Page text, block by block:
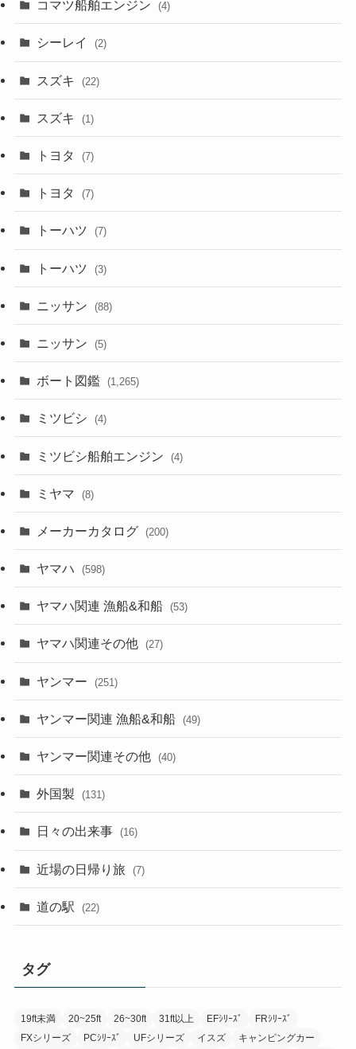
コマツ船舶エンジン (4)
シーレイ (2)
スズキ (22)
スズキ (1)
トヨタ (7)
トヨタ (7)
トーハツ (7)
トーハツ (3)
ニッサン (88)
ニッサン (5)
ボート図鑑 (1,265)
ミツビシ (4)
ミツビシ船舶エンジン (4)
ミヤマ (8)
メーカーカタログ (200)
ヤマハ (598)
ヤマハ関連 漁船&和船 (53)
ヤマハ関連その他 (27)
ヤンマー (251)
ヤンマー関連 漁船&和船 (49)
ヤンマー関連その他 (40)
外国製 (131)
日々の出来事 (16)
近場の日帰り旅 (7)
道の駅 (22)
タグ
19ft未満 20~25ft 26~30ft 31ft以上 EFｼﾘｰｽﾞ
FRｼﾘｰｽﾞ
FXシリーズ
PCｼﾘｰｽﾞ UFシリーズ イスズ
キャンピングカー